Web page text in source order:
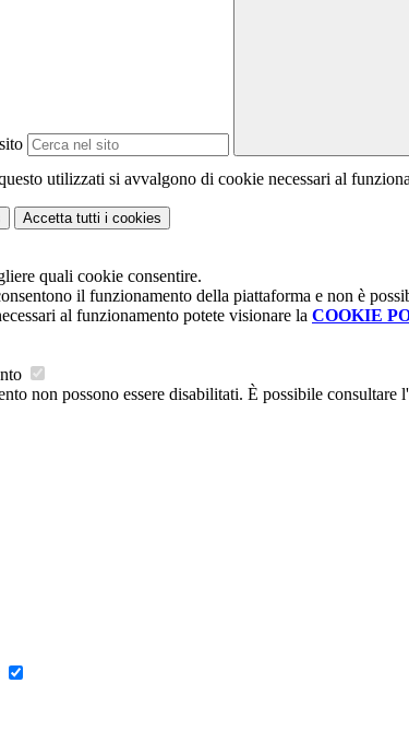
utilizzati si avvalgono di cookie necessari al
Accetta tutti i cookies
quali cookie consentire.
il funzionamento della piattaforma e non è
al funzionamento potete visionare la COOKIE
non possono essere disabilitati. È possibile